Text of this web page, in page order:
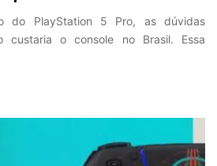
do PlayStation 5 Pro, as dúvidas
custaria o console no Brasil. Essa